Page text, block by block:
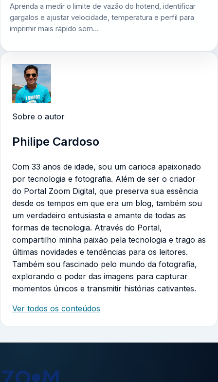
Aprenda a medir o limite de vazão do hotend, identificar
gargalos e ajustar velocidade, temperatura e perfil para
imprimir mais rápido sem…
Sobre o autor
Philipe Cardoso
Com 33 anos de idade, sou um carioca apaixonado
por tecnologia e fotografia. Além de ser o criador
do Portal Zoom Digital, que preserva sua essência
desde os tempos em que era um blog, também sou
um verdadeiro entusiasta e amante de todas as
formas de tecnologia. Através do Portal,
compartilho minha paixão pela tecnologia e trago as
últimas novidades e tendências para os leitores.
Também sou fascinado pelo mundo da fotografia,
explorando o poder das imagens para capturar
momentos únicos e transmitir histórias cativantes.
Ver todos os conteúdos